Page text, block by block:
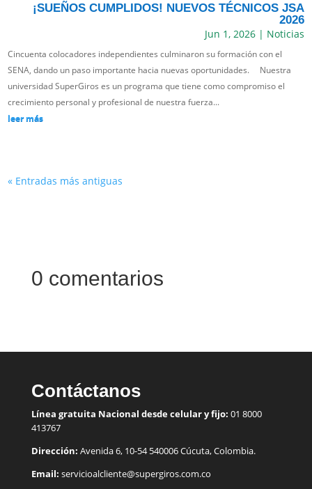
¡SUEÑOS CUMPLIDOS! NUEVOS TÉCNICOS JSA
2026
Jun 1, 2026| Noticias
Cincuenta colocadores independientes culminaron su formación con el
SENA, dando un paso importante hacia nuevas oportunidades. Nuestra
universidad SuperGiros es un programa que tiene como compromiso el
crecimiento personal y profesional de nuestra fuerza...
leer más
« Entradas más antiguas
0 comentarios
Contáctanos
Línea gratuita Nacional desde celular y fijo: 01 8000
413767
Dirección: Avenida 6, 10-54 540006 Cúcuta, Colombia.
Email: servicioalcliente@supergiros.com.co